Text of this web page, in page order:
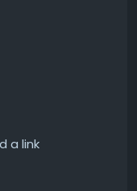
a link